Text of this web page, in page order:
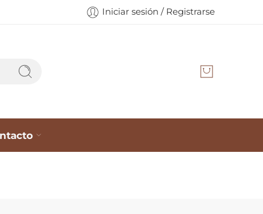
Iniciar sesión / Registrarse